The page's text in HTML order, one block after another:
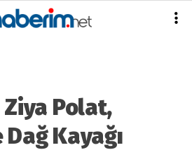
Polat,
Dağ Kayağı